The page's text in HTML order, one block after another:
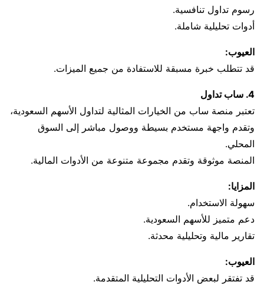
رسوم تداول تنافسية.
أدوات تحليلية شاملة.
العيوب:
قد تتطلب خبرة مسبقة للاستفادة من جميع الميزات.
4. ساب تداول
تعتبر منصة ساب من الخيارات المثالية لتداول الأسهم السعودية،
وتقدم واجهة مستخدم بسيطة ووصول مباشر إلى السوق
المحلي.
المنصة موثوقة وتقدم مجموعة متنوعة من الأدوات المالية.
المزايا:
سهولة الاستخدام.
دعم متميز للأسهم السعودية.
تقارير مالية وتحليلية محدثة.
العيوب:
قد تفتقر لبعض الأدوات التحليلية المتقدمة.